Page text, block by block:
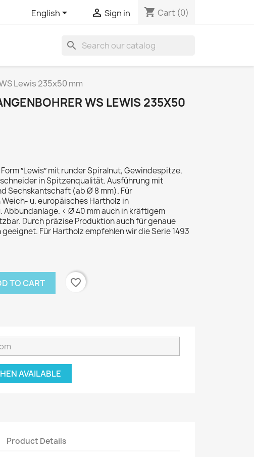
English  Sign in shopping_cart Cart (0)
search
Lewis 235x50 mm
WS LEWIS 235X50
″Lewis″ mit runder Spiralnut, Gewindespitze,
in Spitzenqualität. Ausführung mit
Sechskantschaft (ab Ø 8 mm). Für
u. europäisches Hartholz in
Abbundanlage. < Ø 40 mm auch in kräftigem
Durch präzise Produktion auch für genaue
Für Hartholz empfehlen wir die Serie 1493
TO CART
favorite_border
AVAILABLE
Product Details